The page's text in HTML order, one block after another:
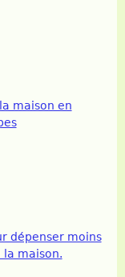
maison en
dépenser moins
la maison.